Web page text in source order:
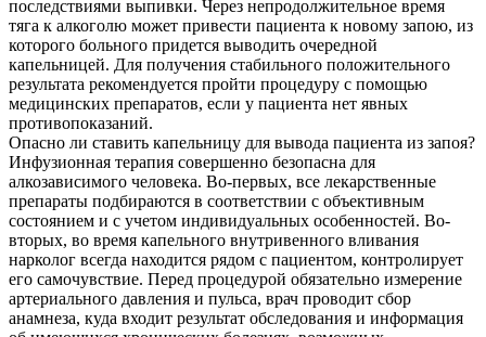
последствиями выпивки. Через непродолжительное время
тяга к алкоголю может привести пациента к новому запою, из
которого больного придется выводить очередной
капельницей. Для получения стабильного положительного
результата рекомендуется пройти процедуру с помощью
медицинских препаратов, если у пациента нет явных
противопоказаний.
Опасно ли ставить капельницу для вывода пациента из запоя?
Инфузионная терапия совершенно безопасна для
алкозависимого человека. Во-первых, все лекарственные
препараты подбираются в соответствии с объективным
состоянием и с учетом индивидуальных особенностей. Во-
вторых, во время капельного внутривенного вливания
нарколог всегда находится рядом с пациентом, контролирует
его самочувствие. Перед процедурой обязательно измерение
артериального давления и пульса, врач проводит сбор
анамнеза, куда входит результат обследования и информация